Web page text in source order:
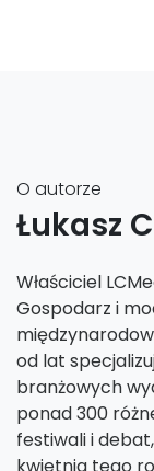
O autorze
Łukasz
Właściciel
Gospodarz i
od lat
branżowych
ponad 300
festiwali i